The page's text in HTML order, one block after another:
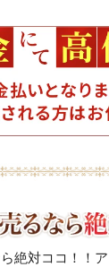
絶対ココ！！